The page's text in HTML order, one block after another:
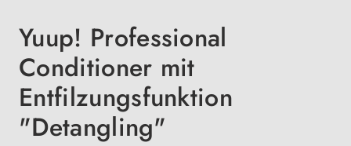
Yuup! Professional
Conditioner mit
Entfilzungsfunktion
"Detangling"